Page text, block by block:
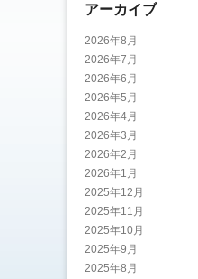
アーカイブ
2026年8月
2026年7月
2026年6月
2026年5月
2026年4月
2026年3月
2026年2月
2026年1月
2025年12月
2025年11月
2025年10月
2025年9月
2025年8月